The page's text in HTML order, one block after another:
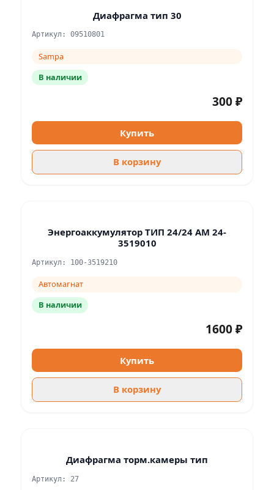
Диафрагма тип 30
Артикул: 09510801
Sampa
В наличии
300 ₽
Купить
В корзину
Энергоаккумулятор ТИП 24/24 АМ 24-
3519010
Артикул: 100-3519210
Автомагнат
В наличии
1600 ₽
Купить
В корзину
Диафрагма торм.камеры тип
Артикул: 27